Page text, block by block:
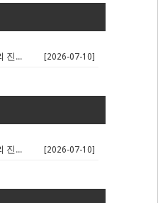
🌍 경기 AI 스타트업 해외 진출 판... [2026-07-10]
🌍 경기 AI 스타트업 해외 진출 판... [2026-07-10]